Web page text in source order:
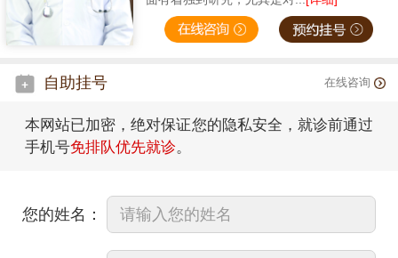
自助挂号 在线咨询
本网站已加密，绝对保证您的隐私安全，就诊前通过
手机号免排队优先就诊。
您的姓名：